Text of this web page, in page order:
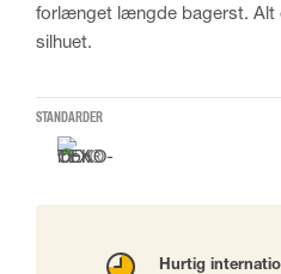
forlænget længde bagerst. Alt
silhuet.
STANDARDER
Hurtig